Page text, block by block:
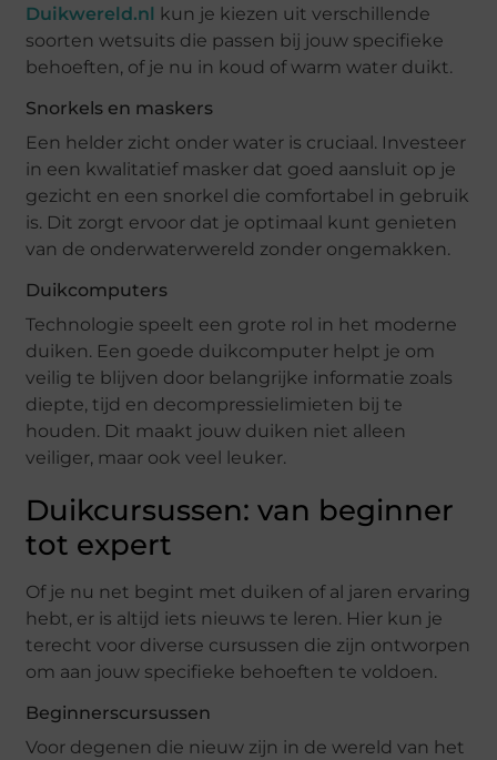
Duikwereld.nl
kun je kiezen uit verschillende
soorten wetsuits die passen bij jouw specifieke
behoeften, of je nu in koud of warm water duikt.
Snorkels en maskers
Een helder zicht onder water is cruciaal. Investeer
in een kwalitatief masker dat goed aansluit op je
gezicht en een snorkel die comfortabel in gebruik
is. Dit zorgt ervoor dat je optimaal kunt genieten
van de onderwaterwereld zonder ongemakken.
Duikcomputers
Technologie speelt een grote rol in het moderne
duiken. Een goede duikcomputer helpt je om
veilig te blijven door belangrijke informatie zoals
diepte, tijd en decompressielimieten bij te
houden. Dit maakt jouw duiken niet alleen
veiliger, maar ook veel leuker.
Duikcursussen: van beginner
tot expert
Of je nu net begint met duiken of al jaren ervaring
hebt, er is altijd iets nieuws te leren. Hier kun je
terecht voor diverse cursussen die zijn ontworpen
om aan jouw specifieke behoeften te voldoen.
Beginnerscursussen
Voor degenen die nieuw zijn in de wereld van het